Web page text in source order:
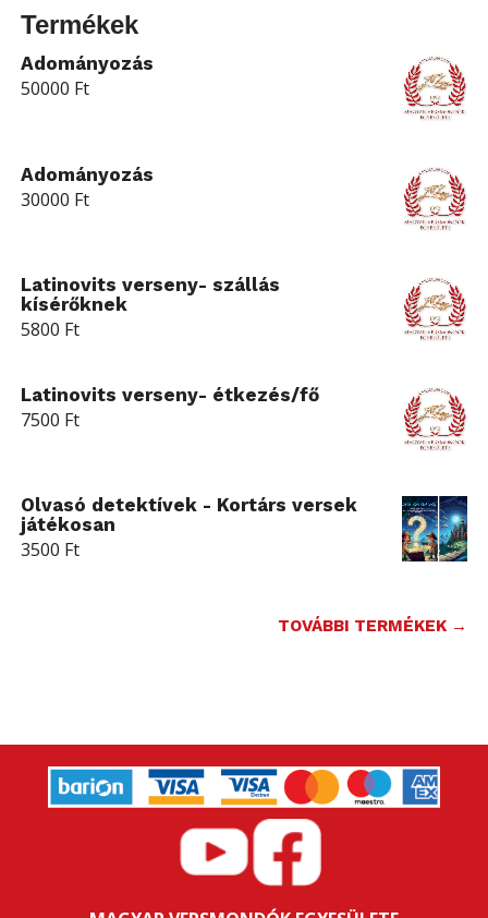
Termékek
Adományozás
50000 Ft
Adományozás
30000 Ft
Latinovits verseny- szállás
kísérőknek
5800 Ft
Latinovits verseny- étkezés/fő
7500 Ft
Olvasó detektívek - Kortárs versek
játékosan
3500 Ft
TOVÁBBI TERMÉKEK →